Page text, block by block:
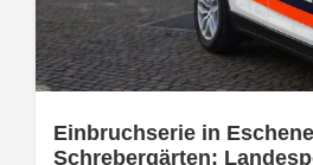
Einbruchserie in
Schrebergärten: